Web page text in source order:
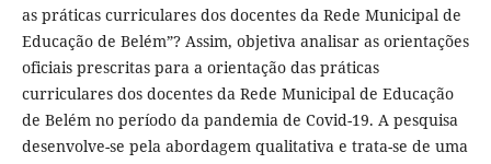
as práticas curriculares dos docentes da Rede Municipal de
Educação de Belém”? Assim, objetiva analisar as orientações
oficiais prescritas para a orientação das práticas
curriculares dos docentes da Rede Municipal de Educação
de Belém no período da pandemia de Covid-19. A pesquisa
desenvolve-se pela abordagem qualitativa e trata-se de uma